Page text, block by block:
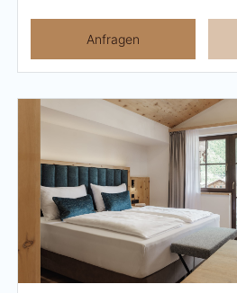
Anfragen